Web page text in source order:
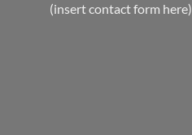
(insert contact form here)